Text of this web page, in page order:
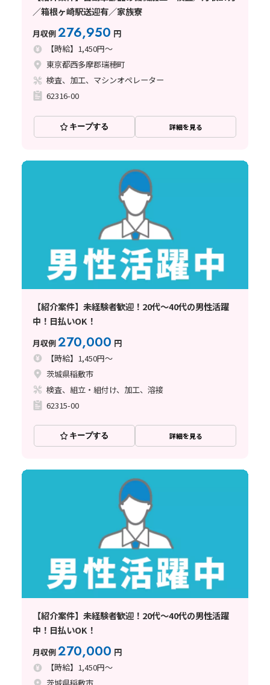
／箱根ヶ崎駅送迎有／家族寮
月収例276,950 円
【時給】1,450円～
東京都西多摩郡瑞穂町
検査、加工、マシンオペレーター
62316-00
キープする 詳細を見る
【紹介案件】未経験者歓迎！20代～40代の男性活躍
中！日払いOK！
月収例270,000 円
【時給】1,450円～
茨城県稲敷市
検査、組立・組付け、加工、溶接
62315-00
キープする 詳細を見る
【紹介案件】未経験者歓迎！20代～40代の男性活躍
中！日払いOK！
月収例270,000 円
【時給】1,450円～